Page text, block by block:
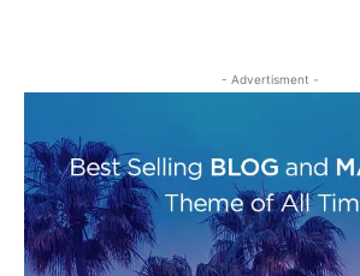
- Advertisment -